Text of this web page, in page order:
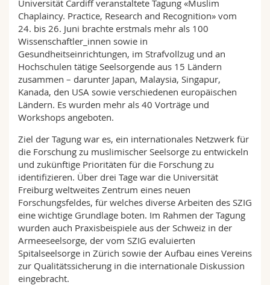
Universität Cardiff veranstaltete Tagung «Muslim
Chaplaincy. Practice, Research and Recognition» vom
24. bis 26. Juni brachte erstmals mehr als 100
Wissenschaftler_innen sowie in
Gesundheitseinrichtungen, im Strafvollzug und an
Hochschulen tätige Seelsorgende aus 15 Ländern
zusammen – darunter Japan, Malaysia, Singapur,
Kanada, den USA sowie verschiedenen europäischen
Ländern. Es wurden mehr als 40 Vorträge und
Workshops angeboten.
Ziel der Tagung war es, ein internationales Netzwerk für
die Forschung zu muslimischer Seelsorge zu entwickeln
und zukünftige Prioritäten für die Forschung zu
identifizieren. Über drei Tage war die Universität
Freiburg weltweites Zentrum eines neuen
Forschungsfeldes, für welches diverse Arbeiten des SZIG
eine wichtige Grundlage boten. Im Rahmen der Tagung
wurden auch Praxisbeispiele aus der Schweiz in der
Armeeseelsorge, der vom SZIG evaluierten
Spitalseelsorge in Zürich sowie der Aufbau eines Vereins
zur Qualitätssicherung in die internationale Diskussion
eingebracht.